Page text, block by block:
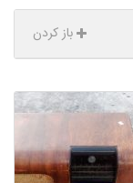
باز کردن